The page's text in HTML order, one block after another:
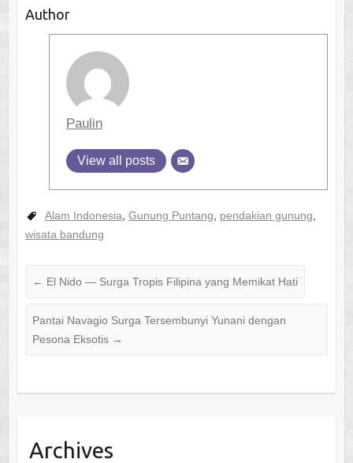
Author
Paulin
View all posts
Alam Indonesia Gunung Puntang pendakian gunung
wisata bandung
← El Nido — Surga Tropis Filipina yang Memikat Hati
Pantai Navagio Surga Tersembunyi Yunani dengan
Pesona Eksotis →
Archives